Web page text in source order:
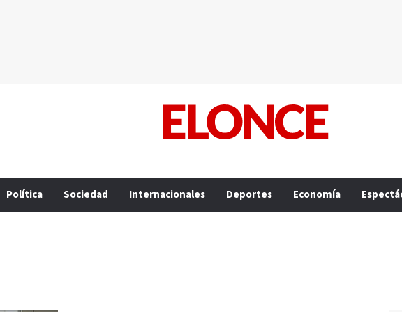
Política Sociedad Internacionales Deportes Economía